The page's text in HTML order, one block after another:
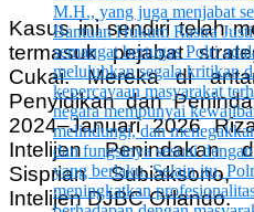
Kasus ini sendiri telah
termasuk pejabat
Cukai. Mereka di
Penyidikan dan
2024–Januari 2026
Intelijen Penindakan
Sisprian
Intelijen DJBC Orlando.